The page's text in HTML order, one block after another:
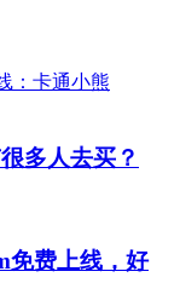
多人去买？
免费上线，好